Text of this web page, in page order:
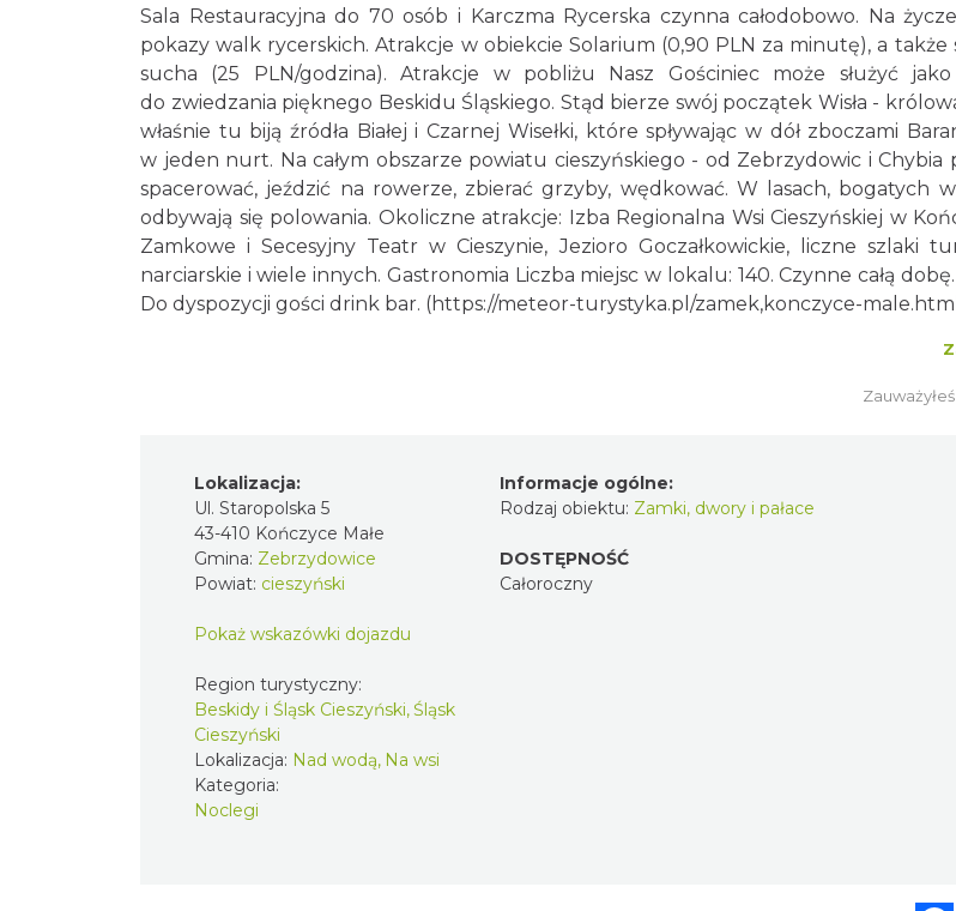
Sala Restauracyjna do 70 osób i Karczma Rycerska czynna całodobowo. Na
pokazy walk rycerskich. Atrakcje w obiekcie Solarium (0,90 PLN za minutę), a
sucha (25 PLN/godzina). Atrakcje w pobliżu Nasz Gościniec może służyć
do zwiedzania pięknego Beskidu Śląskiego. Stąd bierze swój początek Wisła -
właśnie tu biją źródła Białej i Czarnej Wisełki, które spływając w dół zboczami
w jeden nurt. Na całym obszarze powiatu cieszyńskiego - od Zebrzydowic i Chybia
spacerować, jeździć na rowerze, zbierać grzyby, wędkować. W lasach, bogatych
odbywają się polowania. Okoliczne atrakcje: Izba Regionalna Wsi Cieszyńskiej w
Zamkowe i Secesyjny Teatr w Cieszynie, Jezioro Goczałkowickie, liczne szlaki
narciarskie i wiele innych. Gastronomia Liczba miejsc w lokalu: 140. Czynne całą
Do dyspozycji gości drink bar. (https://meteor-turystyka.pl/zamek,konczyce-male.html
Lokalizacja:
Ul. Staropolska 5
43-410 Kończyce Małe
Gmina: Zebrzydowice
Powiat: cieszyński
Pokaż wskazówki dojazdu
Region turystyczny:
Beskidy i Śląsk Cieszyński, Śląsk
Cieszyński
Lokalizacja: Nad wodą, Na wsi
Kategoria:
Noclegi
Informacje ogólne:
Rodzaj obiektu: Zamki, dwory i pałace
DOSTĘPNOŚĆ
Całoroczny